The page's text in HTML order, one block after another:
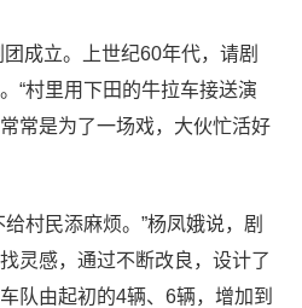
成立。上世纪60年代，请剧
“村里用下田的牛拉车接送演
常是为了一场戏，大伙忙活好
村民添麻烦。”杨凤娥说，剧
灵感，通过不断改良，设计了
队由起初的4辆、6辆，增加到